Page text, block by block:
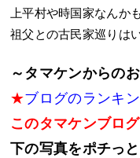
上平村や時国家なんか
祖父との古民家巡りは
～タマケンからの
★ブログのランキ
このタマケンブロ
下の写真をポチっ